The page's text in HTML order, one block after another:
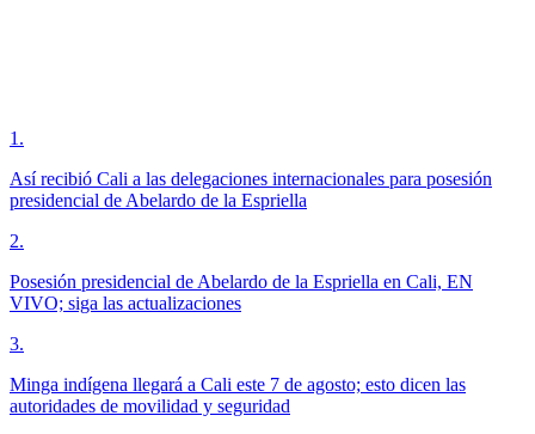
1 .
Así recibió Cali a las delegaciones internacionales para posesión
presidencial de Abelardo de la Espriella
2.
Posesión presidencial de Abelardo de la Espriella en Cali, EN
VIVO; siga las actualizaciones
3.
Minga indígena llegará a Cali este 7 de agosto; esto dicen las
autoridades de movilidad y seguridad